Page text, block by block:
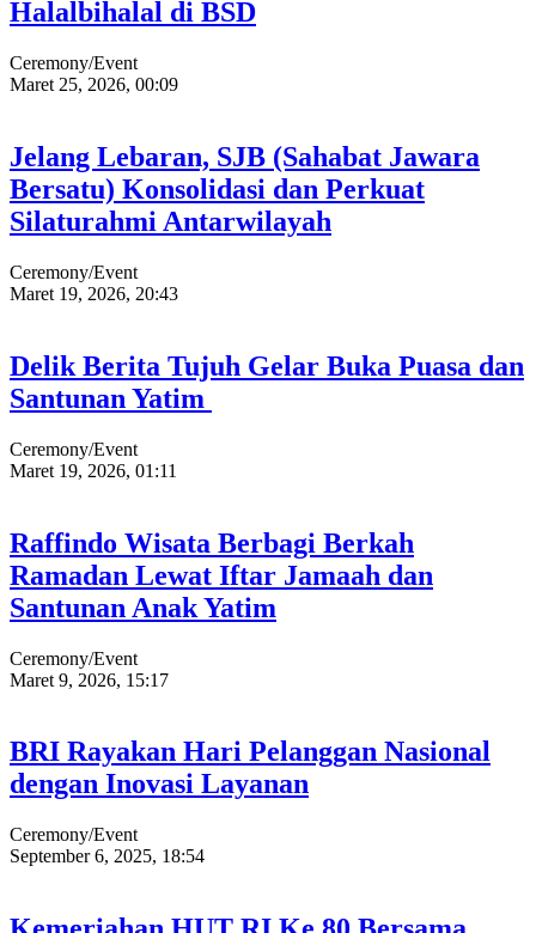
Halalbihalal di BSD
Ceremony/Event
Maret 25, 2026, 00:09
Jelang Lebaran, SJB (Sahabat Jawara
Bersatu) Konsolidasi dan Perkuat
Silaturahmi Antarwilayah
Ceremony/Event
Maret 19, 2026, 20:43
Delik Berita Tujuh Gelar Buka Puasa dan
Santunan Yatim
Ceremony/Event
Maret 19, 2026, 01:11
Raffindo Wisata Berbagi Berkah
Ramadan Lewat Iftar Jamaah dan
Santunan Anak Yatim
Ceremony/Event
Maret 9, 2026, 15:17
BRI Rayakan Hari Pelanggan Nasional
dengan Inovasi Layanan
Ceremony/Event
September 6, 2025, 18:54